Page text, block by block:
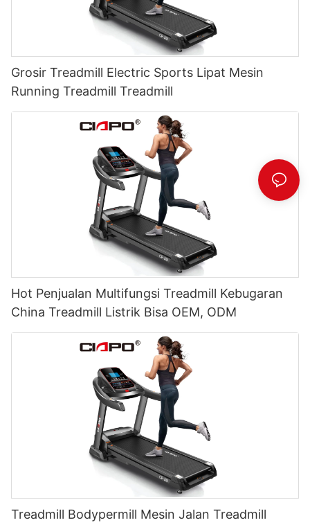
Grosir Treadmill Electric Sports Lipat Mesin
Running Treadmill Treadmill
Hot Penjualan Multifungsi Treadmill Kebugaran
China Treadmill Listrik Bisa OEM, ODM
Treadmill Bodypermill Mesin Jalan Treadmill